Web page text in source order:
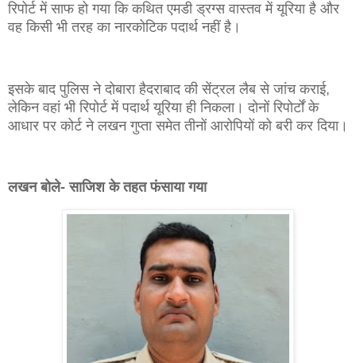
रिपोर्ट में साफ हो गया कि कथित एमडी ड्रग्स वास्तव में यूरिया है और
वह किसी भी तरह का नारकोटिक पदार्थ नहीं है।
इसके बाद पुलिस ने दोबारा हैदराबाद की सेंट्रल लैब से जांच कराई,
लेकिन वहां भी रिपोर्ट में पदार्थ यूरिया ही निकला। दोनों रिपोर्टों के
आधार पर कोर्ट ने लखन गुप्ता समेत तीनों आरोपियों को बरी कर दिया।
लखन बोले- साजिश के तहत फंसाया गया